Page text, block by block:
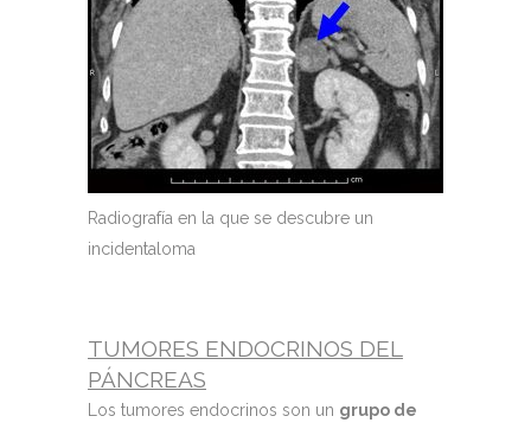
Radiografía en la que se descubre un
incidentaloma
TUMORES ENDOCRINOS DEL
PÁNCREAS
Los tumores endocrinos son un grupo de